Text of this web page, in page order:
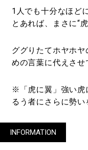
1人でも十分なほど
とあれば、まさに“
ググりたてホヤホ
めの言葉に代えさせ
※「虎に翼」強い虎
るう者にさらに勢い
INFORMATION